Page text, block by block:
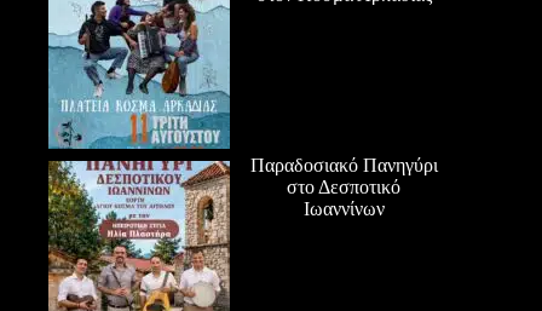
Παραδοσιακό Πανηγύρι
στο Δεσποτικό
Ιωαννίνων